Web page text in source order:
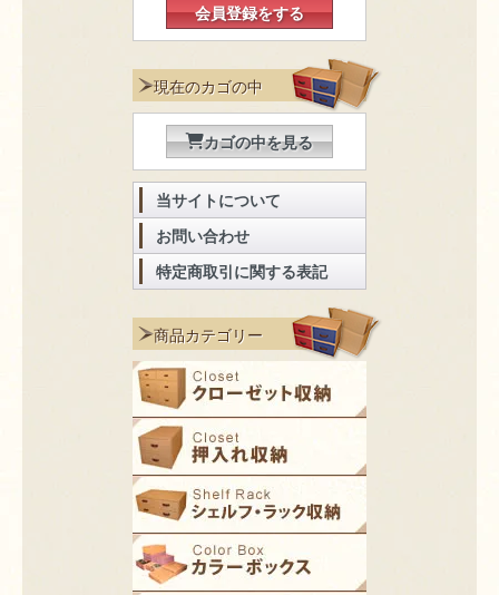
会員登録をする
現在のカゴの中
カゴの中を見る
当サイトについて
お問い合わせ
特定商取引に関する表記
商品カテゴリー